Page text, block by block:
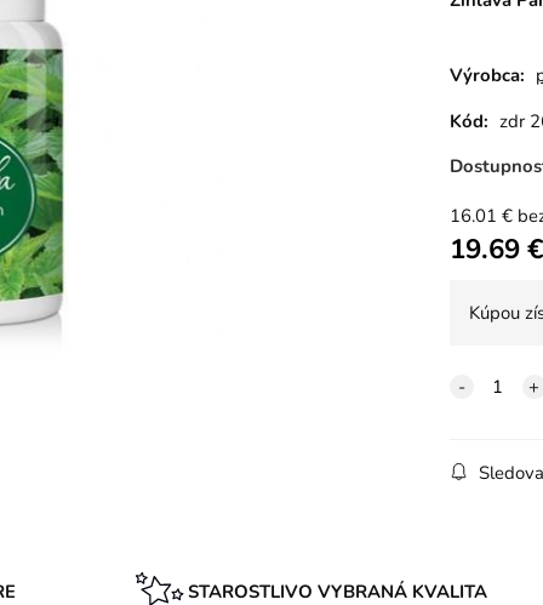
Výrobca:
Kód: zdr
16.01 €
19.69€
Kúpou
STAROSTLIVO VYBRANÁ KVALITA